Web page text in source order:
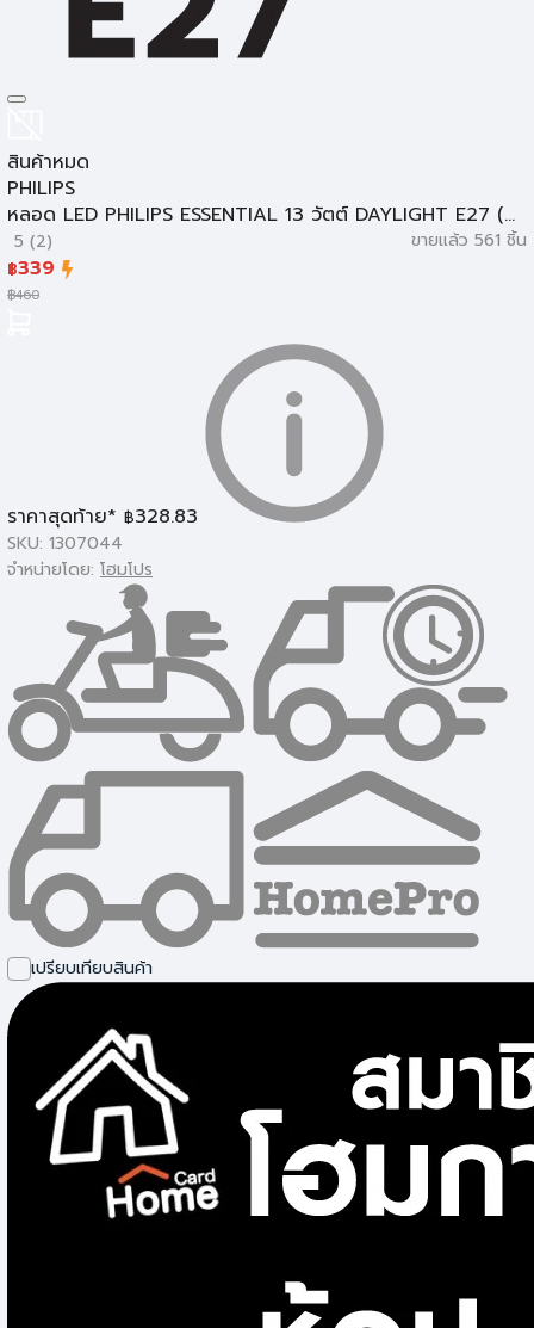
สินค้าหมด
PHILIPS
หลอด LED PHILIPS ESSENTIAL 13 วัตต์ DAYLIGHT E27 (...
5 (2) ขายแล้ว 561 ชิ้น
฿339
฿460
ราคาสุดท้าย* ฿328.83
SKU: 1307044
จำหน่ายโดย: โฮมโปร
เปรียบเทียบสินค้า